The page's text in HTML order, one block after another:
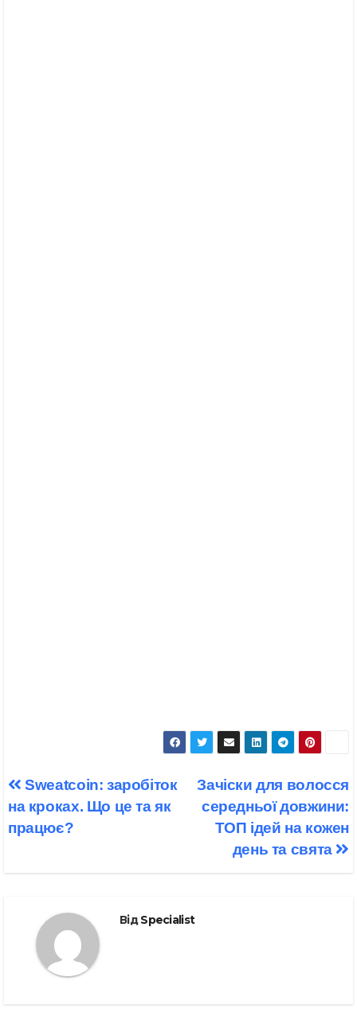
Навігація
записів
Зачіски для волосся
середньої довжини:
ТОП ідей на кожен
день та свята
Sweatcoin: заробіток
на кроках. Що це та як
працює?
ВідSpecialist